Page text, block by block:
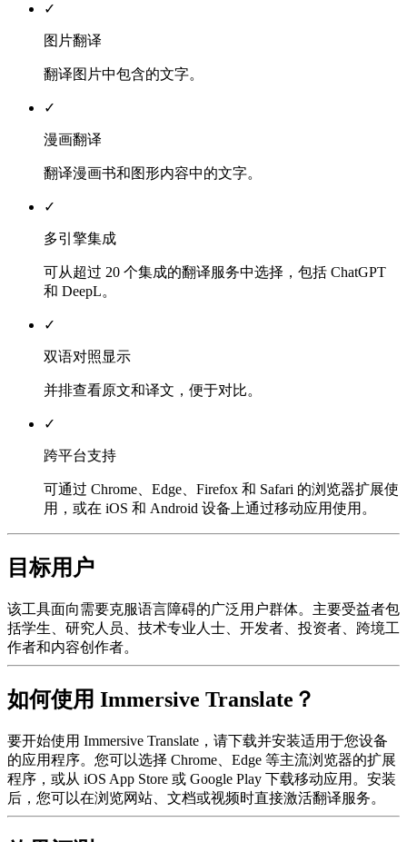
✓
图片翻译
翻译图片中包含的文字。
✓
漫画翻译
翻译漫画书和图形内容中的文字。
✓
多引擎集成
可从超过 20 个集成的翻译服务中选择，包括 ChatGPT
和 DeepL。
✓
双语对照显示
并排查看原文和译文，便于对比。
✓
跨平台支持
可通过 Chrome、Edge、Firefox 和 Safari 的浏览器扩展使
用，或在 iOS 和 Android 设备上通过移动应用使用。
目标用户
该工具面向需要克服语言障碍的广泛用户群体。主要受益者包
括学生、研究人员、技术专业人士、开发者、投资者、跨境工
作者和内容创作者。
如何使用 Immersive Translate？
要开始使用 Immersive Translate，请下载并安装适用于您设备
的应用程序。您可以选择 Chrome、Edge 等主流浏览器的扩展
程序，或从 iOS App Store 或 Google Play 下载移动应用。安装
后，您可以在浏览网站、文档或视频时直接激活翻译服务。